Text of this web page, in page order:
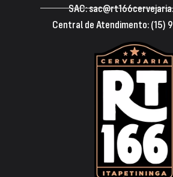
SAC:
Central de Atendimento: (15)